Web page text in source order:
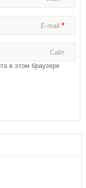
E-mail*
Сайт
в этом браузере